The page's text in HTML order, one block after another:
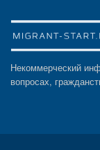
Некоммерческий
вопросах,